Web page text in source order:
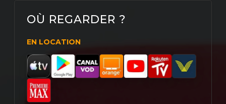
OÙ REGARDER ?
EN LOCATION